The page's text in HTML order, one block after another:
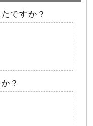
ですか？
？